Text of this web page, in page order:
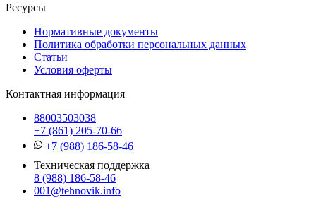
Ресурсы
Нормативные документы
Политика обработки персональных данных
Статьи
Условия оферты
Контактная информация
88003503038
+7 (861) 205-70-66
+7 (988) 186-58-46
Техническая поддержка
8 (988) 186-58-46
001@tehnovik.info